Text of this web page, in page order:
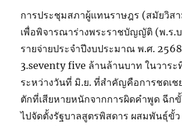
การประชุมสภาผู้แทนราษฎร (สมัยวิส
เพื่อพิจารณาร่างพระราชบัญญัติ (พ.ร.
รายจ่ายประจำปีงบประมาณ พ.ศ. 2568
3.seventy five ล้านล้านบาท ในวาระ
ระหว่างวันที่ มิ.ย. ที่สำคัญคือการชดเ
ตักที่เสียหายหนักจากการผิดคำพูด ฉีก
ไปจัดตั้งรัฐบาลสูตรพิสดาร ผสมพันธุ์ขั้ว